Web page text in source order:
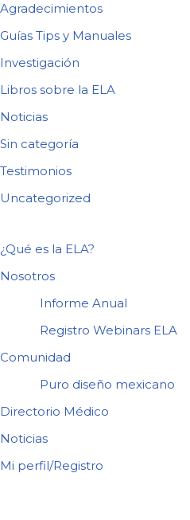
Agradecimientos
Guías Tips y Manuales
Investigación
Libros sobre la ELA
Noticias
Sin categoría
Testimonios
Uncategorized
¿Qué es la ELA?
Nosotros
Informe Anual
Registro Webinars ELA
Comunidad
Puro diseño mexicano
Directorio Médico
Noticias
Mi perfil/Registro